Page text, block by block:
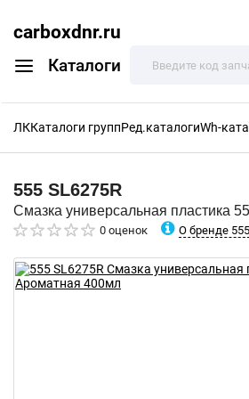
carboxdnr.ru
Каталоги
ЛККаталоги группРед.каталогиWh-
555 SL6275R
Смазка универсальная пластика
0 оценок О бренде 555